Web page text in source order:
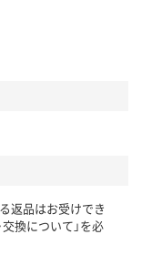
返品はお受けでき
換について」を必